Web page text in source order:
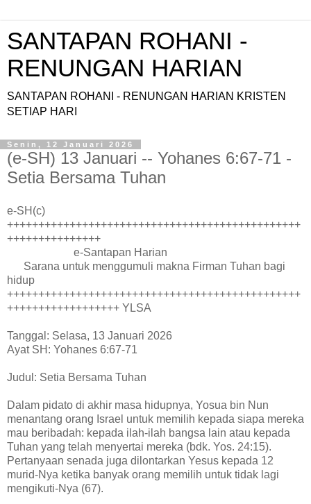
SANTAPAN ROHANI -
RENUNGAN HARIAN
SANTAPAN ROHANI - RENUNGAN HARIAN KRISTEN
SETIAP HARI
Senin, 12 Januari 2026
(e-SH) 13 Januari -- Yohanes 6:67-71 -
Setia Bersama Tuhan
e-SH(c)
+++++++++++++++++++++++++++++++++++++++++++++++
+++++++++++++++
e-Santapan Harian
Sarana untuk menggumuli makna Firman Tuhan bagi
hidup
+++++++++++++++++++++++++++++++++++++++++++++++
++++++++++++++++++ YLSA
Tanggal: Selasa, 13 Januari 2026
Ayat SH: Yohanes 6:67-71
Judul: Setia Bersama Tuhan
Dalam pidato di akhir masa hidupnya, Yosua bin Nun
menantang orang Israel untuk memilih kepada siapa mereka
mau beribadah: kepada ilah-ilah bangsa lain atau kepada
Tuhan yang telah menyertai mereka (bdk. Yos. 24:15).
Pertanyaan senada juga dilontarkan Yesus kepada 12
murid-Nya ketika banyak orang memilih untuk tidak lagi
mengikuti-Nya (67).